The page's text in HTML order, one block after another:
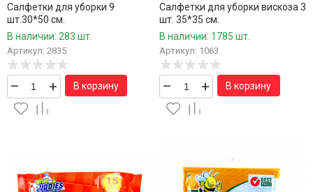
Салфетки для уборки 9
шт.30*50 см.
В наличии: 283 шт.
Артикул: 2835
– + В корзину
Салфетки для уборки вискоза 3
шт. 35*35 см.
В наличии: 1785 шт.
Артикул: 1063
– + В корзину